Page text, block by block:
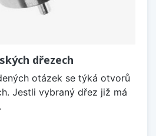
dřezech
otázek se týká otvorů
Jestli vybraný dřez již má